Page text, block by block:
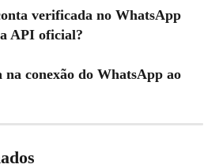
verificada no WhatsApp
API oficial?
na conexão do WhatsApp ao